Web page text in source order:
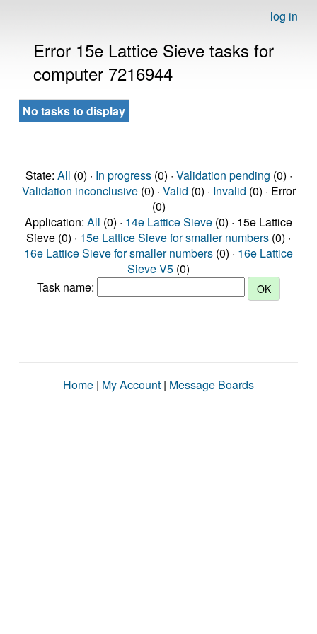
log in
Error 15e Lattice Sieve tasks for
computer 7216944
No tasks to display
State: All (0) · In progress(0) · Validation pending (0) ·
Validation inconclusive(0) · Valid (0) · Invalid (0) · Error
(0)
Application: All (0) · 14e Lattice Sieve (0) · 15e Lattice
Sieve (0) · 15e Lattice Sieve for smaller numbers (0) ·
16e Lattice Sieve for smaller numbers (0) · 16e Lattice
Sieve V5 (0)
Task name:
Home | My Account | Message Boards